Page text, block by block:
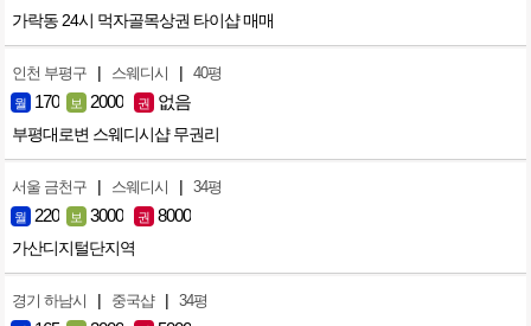
가락동 24시 먹자골목상권 타이샵 매매
인천 부평구 | 스웨디시 | 40평
월 170 보 2000 권 없음
부평대로변 스웨디시샵 무권리
서울 금천구 | 스웨디시 | 34평
월 220 보 3000 권 8000
가산디지털단지역
경기 하남시 | 중국샵 | 34평